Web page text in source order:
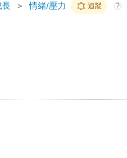
長 ＞ 情緒/壓力 追蹤 ?